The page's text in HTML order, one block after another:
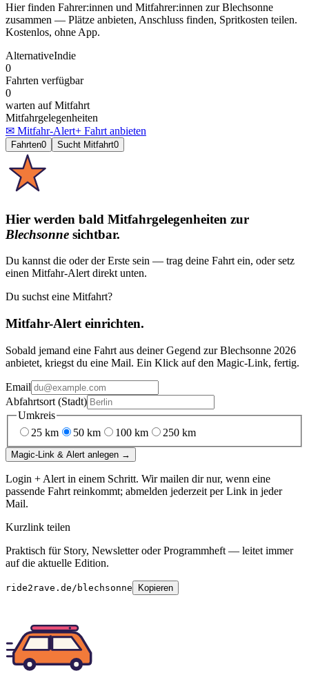
Hier finden Fahrer:innen und Mitfahrer:innen zur Blechsonne
zusammen — Plätze anbieten, Anschluss finden, Spritkosten teilen.
Kostenlos, ohne App.
AlternativeIndie
0
Fahrten verfügbar
0
warten auf Mitfahrt
Mitfahrgelegenheiten
✉ Mitfahr-Alert+ Fahrt anbieten
Fahrten0 Sucht Mitfahrt0
Hier werden bald Mitfahrgelegenheiten zur
Blechsonne sichtbar.
Du kannst die oder der Erste sein — trag deine Fahrt ein, oder setz
einen Mitfahr-Alert direkt unten.
Du suchst eine Mitfahrt?
Mitfahr-Alert einrichten.
Sobald jemand eine Fahrt aus deiner Gegend zur Blechsonne 2026
anbietet, kriegst du eine Mail. Ein Klick auf den Magic-Link, fertig.
Email
Abfahrtsort (Stadt)
Umkreis
25 km 50 km 100 km 250 km
Magic-Link & Alert anlegen →
Login + Alert in einem Schritt. Wir mailen dir nur, wenn eine
passende Fahrt reinkommt; abmelden jederzeit per Link in jeder
Mail.
Kurzlink teilen
Praktisch für Story, Newsletter oder Programmheft — leitet immer
auf die aktuelle Edition.
ride2rave.de/blechsonne Kopieren